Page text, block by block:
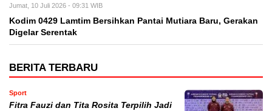
Jumat, 10 Juli 2026 - 09:31 WIB
Kodim 0429 Lamtim Bersihkan Pantai Mutiara Baru, Gerakan
Digelar Serentak
BERITA TERBARU
Sport
Fitra Fauzi dan Tita Rosita Terpilih Jadi